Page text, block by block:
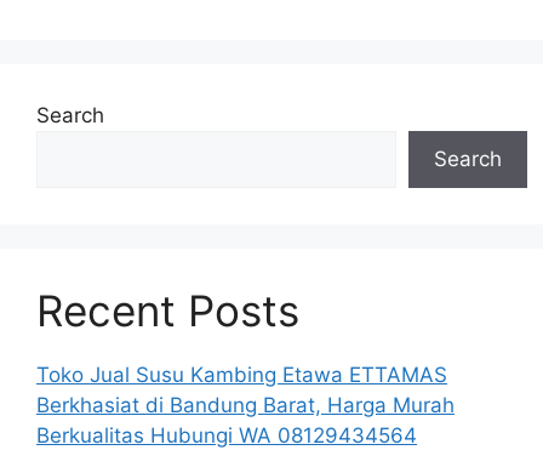
Search
Search
Recent Posts
Toko Jual Susu Kambing Etawa ETTAMAS
Berkhasiat di Bandung Barat, Harga Murah
Berkualitas Hubungi WA 08129434564